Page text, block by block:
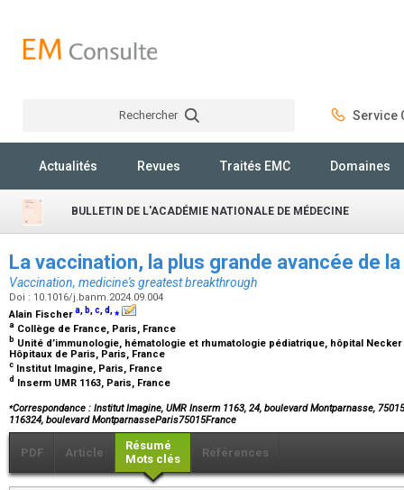
Rechercher Service
Actualités Revues Traités EMC Domaines
BULLETIN DE L'ACADÉMIE NATIONALE DE MÉDECINE
La vaccination, la plus grande avancée de
Vaccination, medicine's greatest breakthrough
Doi : 10.1016/j.banm.2024.09.004
Alain Fischera, b,c,d,⁎
a Collège de France, Paris, France
b Unité d’immunologie, hématologie et rhumatologie pédiatrique, hôpital
Hôpitaux de Paris, Paris, France
c Institut Imagine, Paris, France
d Inserm UMR 1163, Paris, France
⁎Correspondance : Institut Imagine, UMR Inserm 1163, 24, boulevard Montparnasse,
116324, boulevard MontparnasseParis75015France
PDF Article
Résumé
Mots clés
Références